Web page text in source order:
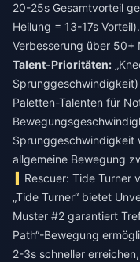
20-25s Gesamtvorteil
Heilung = 13-17s
Verbesserung über 50+
Talent-Prioritäten:
Paletten-Talenten für
Sprunggeschwindigkeit
allgemeine Bewegung
Rescuer: Tide Turner
„Tide Turner“ bietet
Muster #2 garantiert
Path“-Bewegung
2-3s schneller